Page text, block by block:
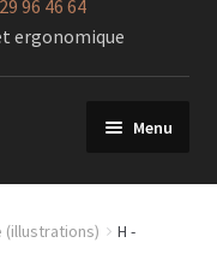
96 46 64
ergonomique
Menu
mesures »
(illustrations)
H -